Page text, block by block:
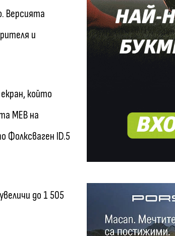
Версията
и
който
MEB на
Фолксваген ID.5
до 1 505